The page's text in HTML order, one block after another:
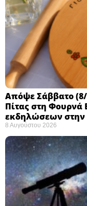
Απόψε Σάββατο (8/
Πίτας στη Φουρνά
εκδηλώσεων στην
8 Αυγούστου 2026